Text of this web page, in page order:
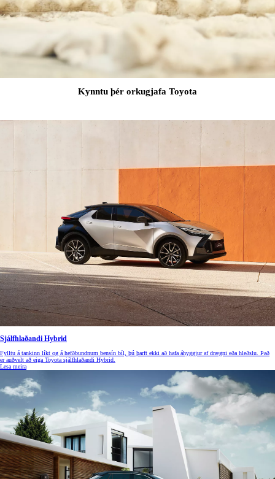
Kynntu þér orkugjafa Toyota
Sjálfhlaðandi Hybrid
Fylltu á tankinn líkt og á hefðbundnum bensín bíl, þú þarft ekki að hafa áhyggjur af drægni eða hleðslu. Það
er auðvelt að eiga Toyota sjálfhlaðandi Hybrid.
Lesa meira